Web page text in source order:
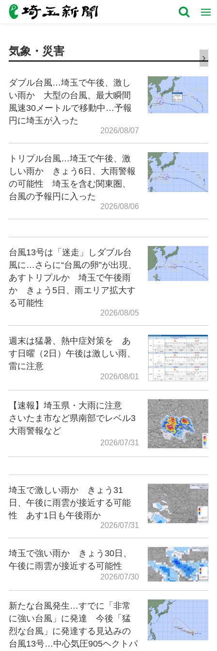
気象・災害
ダブル台風…埼玉で午後、激し
い雨か 大型の台風、最大瞬間
風速30メートルで移動中…予報
円に埼玉が入った
2026/08/07
トリプル台風…埼玉で午後、激
しい雨か きょう6日、大雨警報
の可能性 埼玉を含む関東圏、
台風の予報円に入った
2026/08/06
台風13号は「迷走」しダブル台
風に…さらに“台風の卵”が出現、
あすトリプルか 埼玉で午後雨
か きょう5日、雨エリア拡大す
る可能性
2026/08/05
週末は猛暑、熱中症対策を あ
す日曜（2日）午後は激しい雨、
雷に注意
2026/08/01
【速報】埼玉県・大雨に注意
さいたま市など県南部でレベル3
大雨警報など
2026/07/31
埼玉で激しい雨か きょう31
日、午後に雨雲が接近する可能
性 あす1日も午後雨か
2026/07/31
埼玉で強い雨か きょう30日、
午後に雨雲が接近する可能性
2026/07/30
新たな台風発生…すでに「非常
に強い台風」に発達 今後「猛
烈な台風」に発達する見込みの
台風13号…中心気圧905ヘクトパ